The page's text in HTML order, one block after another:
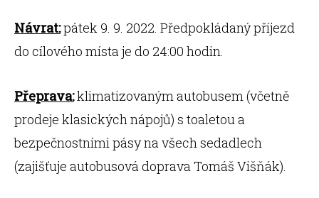
Návrat:pátek 9. 9. 2022. Předpokládaný příjezd
do cílového místa je do 24:00 hodin.
Přeprava:klimatizovaným autobusem (včetně
prodeje klasických nápojů) s toaletou a
bezpečnostními pásy na všech sedadlech
(zajišťuje autobusová doprava Tomáš Višňák).